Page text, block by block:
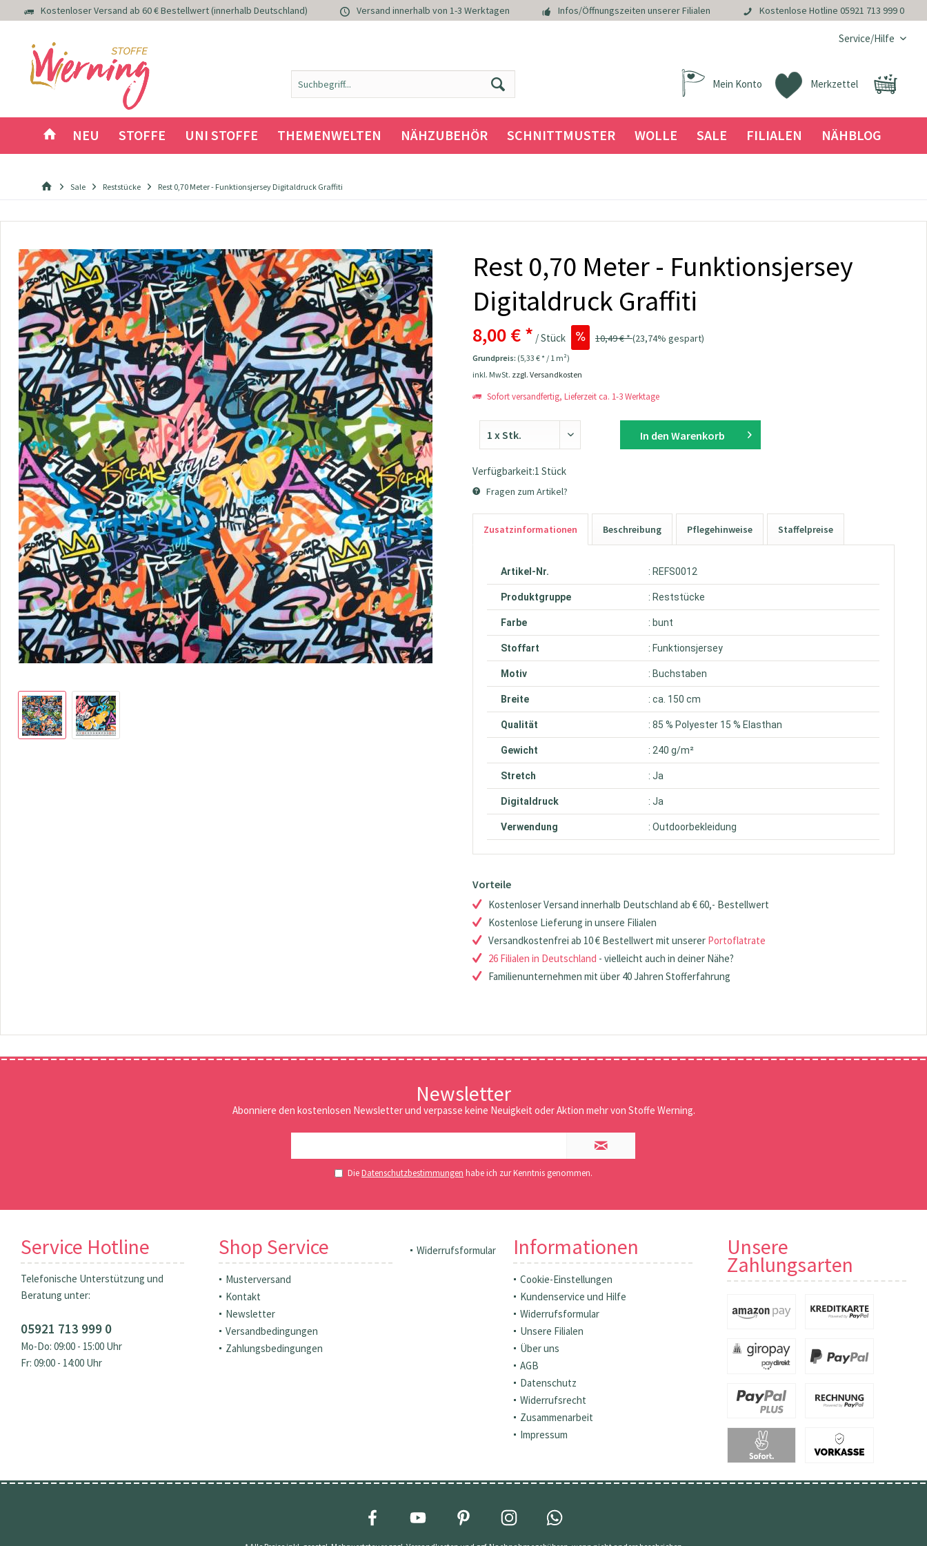
Kostenloser Versand ab 60 € Bestellwert (innerhalb Deutschland) Versand innerhalb von 1-3 Werktagen Infos/Öffnungszeiten unserer Filialen Kostenlose Hotline 05921 713 999 0
Service/Hilfe
Merkzettel
Mein Konto
NEU STOFFE UNI STOFFE THEMENWELTEN NÄHZUBEHÖR SCHNITTMUSTER WOLLE SALE FILIALEN NÄHBLOG
Sale Reststücke Rest 0,70 Meter - Funktionsjersey Digitaldruck Graffiti
Rest 0,70 Meter - Funktionsjersey
Digitaldruck Graffiti
8,00 € * / Stück 10,49 € *(23,74% gespart)
Grundpreis: (5,33 € * / 1 m²)
inkl. MwSt. zzgl. Versandkosten
Sofort versandfertig, Lieferzeit ca. 1-3 Werktage
In den Warenkorb
Verfügbarkeit:1 Stück
Fragen zum Artikel?
Zusatzinformationen Beschreibung Pflegehinweise Staffelpreise
Artikel-Nr. : REFS0012
Produktgruppe : Reststücke
Farbe : bunt
Stoffart : Funktionsjersey
Motiv : Buchstaben
Breite : ca. 150 cm
Qualität : 85 % Polyester 15 % Elasthan
Gewicht : 240 g/m²
Stretch : Ja
Digitaldruck : Ja
Verwendung : Outdoorbekleidung
Vorteile
Kostenloser Versand innerhalb Deutschland ab € 60,- Bestellwert
Kostenlose Lieferung in unsere Filialen
Versandkostenfrei ab 10 € Bestellwert mit unserer Portoflatrate
26 Filialen in Deutschland - vielleicht auch in deiner Nähe?
Familienunternehmen mit über 40 Jahren Stofferfahrung
Newsletter
Abonniere den kostenlosen Newsletter und verpasse keine Neuigkeit oder Aktion mehr von Stoffe Werning.
DieDatenschutzbestimmungen habe ich zur Kenntnis genommen.
Service Hotline
Telefonische Unterstützung und
Beratung unter:
05921 713 999 0
Mo-Do: 09:00 - 15:00 Uhr
Fr: 09:00 - 14:00 Uhr
Shop Service
Musterversand
Kontakt
Newsletter
Versandbedingungen
Zahlungsbedingungen
Widerrufsformular Informationen
Cookie-Einstellungen
Kundenservice und Hilfe
Widerrufsformular
Unsere Filialen
Über uns
AGB
Datenschutz
Widerrufsrecht
Zusammenarbeit
Impressum
Unsere
Zahlungsarten